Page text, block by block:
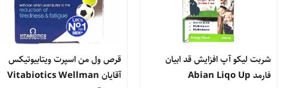
شربت لیکو آپ افزایش قد ابیان
فارمد Abian Liqo Up
قرص ول من اسپرت ویتابیوتیکس
آقایان Vitabiotics Wellman